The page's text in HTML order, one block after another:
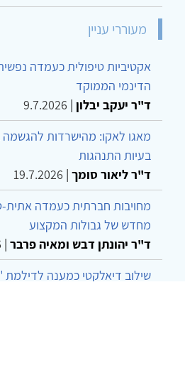
מעוררי עניין
אקטיביות טיפולית כעמדה
הדינמי הממוקד
ד"ר יעקב יבלון |
9.7.2026
מאגו לאקו: מהישרדות להגשמה
בעיות התנהגות
ד"ר ליאור סומך |
19.7.2026
מחויבות חברתית כעמדה אתית-
מחדש של גבולות המקצוע
ד"ר יהונתן דבש ומאיה פרבר |
שילוב דיאלקטי כמענה